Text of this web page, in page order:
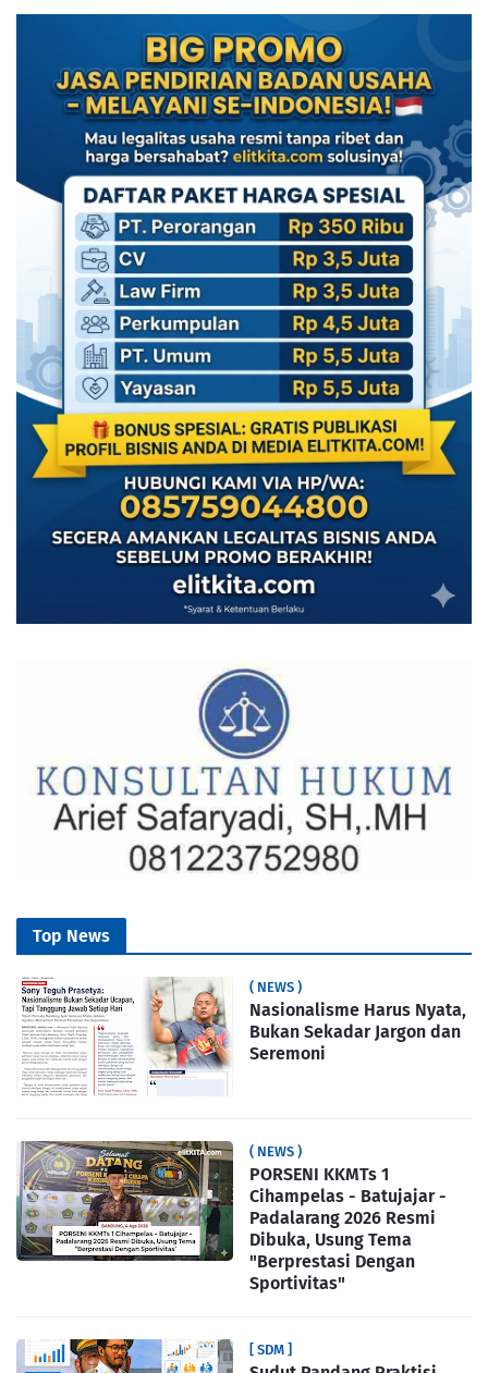
Top News
( NEWS )
Nasionalisme Harus Nyata,
Bukan Sekadar Jargon dan
Seremoni
( NEWS )
PORSENI KKMTs 1
Cihampelas - Batujajar -
Padalarang 2026 Resmi
Dibuka, Usung Tema
"Berprestasi Dengan
Sportivitas"
[ SDM ]